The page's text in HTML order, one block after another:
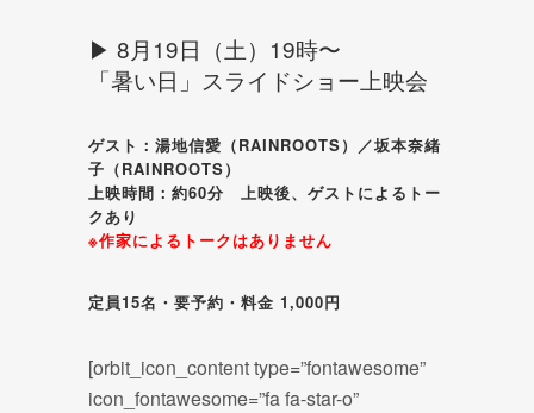
▶ 8月19日（土）19時〜
「暑い日」スライドショー上映会
ゲスト：湯地信愛（RAINROOTS）／坂本奈緒
子（RAINROOTS）
上映時間：約60分 上映後、ゲストによるトー
クあり
※作家によるトークはありません
定員15名・要予約・料金 1,000円
[orbit_icon_content type=”fontawesome”
icon_fontawesome=”fa fa-star-o”